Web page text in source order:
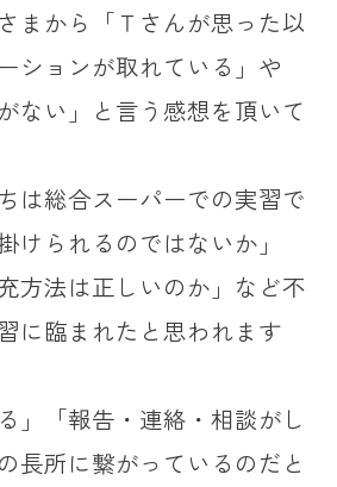
まから「Ｔさんが思った以
ションが取れている」や
ない」と言う感想を頂いて
は総合スーパーでの実習で
けられるのではないか」
方法は正しいのか」など不
に臨まれたと思われます
」「報告・連絡・相談がし
長所に繋がっているのだと